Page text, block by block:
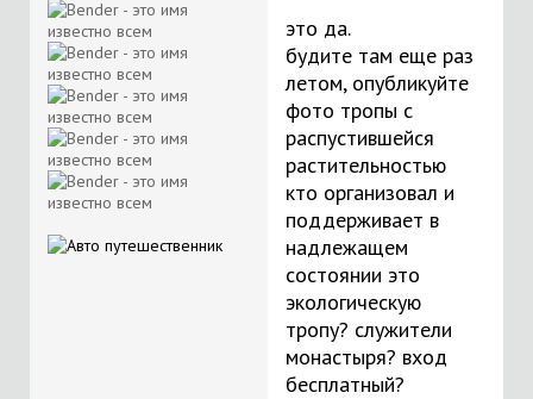
это да.
будите там еще раз
летом, опубликуйте
фото тропы с
распустившейся
растительностью
кто организовал и
поддерживает в
надлежащем
состоянии это
экологическую
тропу? служители
монастыря? вход
бесплатный?